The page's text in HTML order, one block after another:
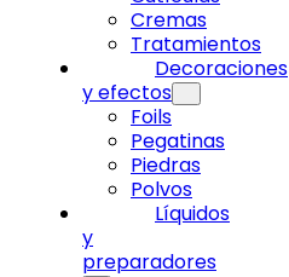
Cremas
Tratamientos
Decoraciones
y efectos
Foils
Pegatinas
Piedras
Polvos
Líquidos
y
preparadores